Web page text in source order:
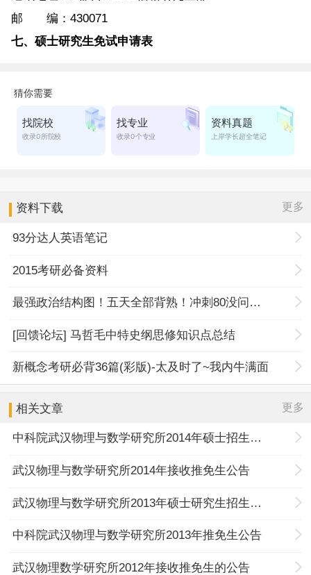
邮 编：430071
七、硕士研究生免试申请表
资料下载 更多
93分达人英语笔记
2015考研必备资料
最强政治结构图！五天全部背熟！冲刺80没问题！
[回馈论坛] 马哲毛中特史纲思修知识点总结
新概念考研必背36篇(彩版)-太及时了~我内牛满面
相关文章 更多
中科院武汉物理与数学研究所2014年硕士招生目录
武汉物理与数学研究所2014年接收推免生公告
武汉物理与数学研究所2013年硕士研究生招生目录
中科院武汉物理与数学研究所2013年推免生公告
武汉物理数学研究所2012年接收推免生的公告